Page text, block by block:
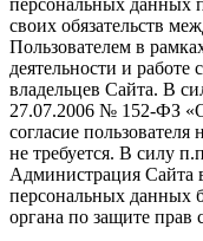
своих обязательств
Пользователем в
деятельности и работе
владельцев Сайта. В
27.07.2006 № 152-ФЗ
согласие
не требуется. В силу
Администрация Сайта
персональных данных
органа по защите прав